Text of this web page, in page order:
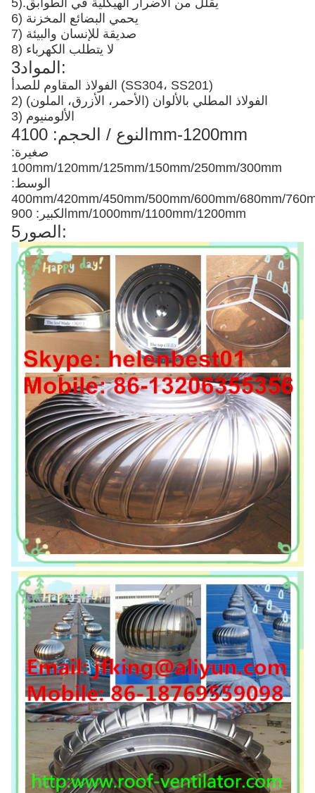
5).يقلل من الأضرار الهيكلية في الطوابق
6) يحمي البضائع المخزنة
7) صديقة للإنسان والبيئة
8) لا يتطلب الكهرباء
3المواد:
الفولاذ المقاوم للصدأ (SS304، SS201)
2) الفولاذ المطلي بالألوان (الأحمر، الأزرق، الملون)
3) الألومنيوم
4النوع / الحجم: 100mm-1200mm
صغيرة:
100mm/120mm/125mm/150mm/250mm/300mm
الوسط:
400mm/420mm/450mm/500mm/600mm/680mm/
الكبير: 900mm/1000mm/1100mm/1200mm
5الصور: